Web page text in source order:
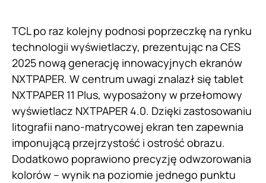
TCL po raz kolejny podnosi poprzeczkę na rynku
technologii wyświetlaczy, prezentując na CES
2025 nową generację innowacyjnych ekranów
NXTPAPER. W centrum uwagi znalazł się tablet
NXTPAPER 11 Plus, wyposażony w przełomowy
wyświetlacz NXTPAPER 4.0. Dzięki zastosowaniu
litografii nano-matrycowej ekran ten zapewnia
imponującą przejrzystość i ostrość obrazu.
Dodatkowo poprawiono precyzję odwzorowania
kolorów – wynik na poziomie jednego punktu